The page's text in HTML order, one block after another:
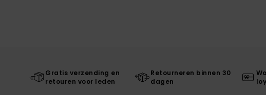
Gratis verzending en
retouren voor leden
Retourneren binnen 30
dagen